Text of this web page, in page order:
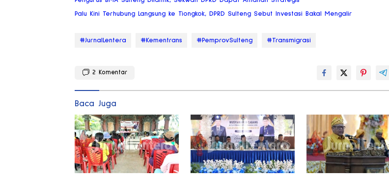
Palu Kini Terhubung Langsung ke Tiongkok, DPRD Sulteng Sebut Investasi Bakal Mengalir
#JurnalLentera #Kementrans #PemprovSulteng #Transmigrasi
2 Komentar
Baca Juga